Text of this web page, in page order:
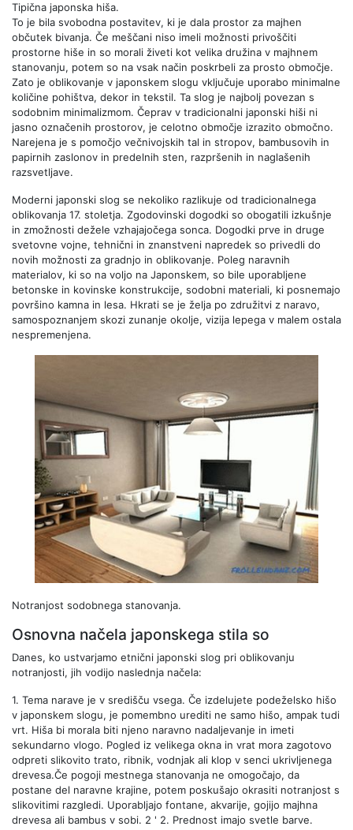
Tipična japonska hiša.
To je bila svobodna postavitev, ki je dala prostor za majhen
občutek bivanja. Če meščani niso imeli možnosti privoščiti
prostorne hiše in so morali živeti kot velika družina v majhnem
stanovanju, potem so na vsak način poskrbeli za prosto območje.
Zato je oblikovanje v japonskem slogu vključuje uporabo minimalne
količine pohištva, dekor in tekstil. Ta slog je najbolj povezan s
sodobnim minimalizmom. Čeprav v tradicionalni japonski hiši ni
jasno označenih prostorov, je celotno območje izrazito območno.
Narejena je s pomočjo večnivojskih tal in stropov, bambusovih in
papirnih zaslonov in predelnih sten, razpršenih in naglašenih
razsvetljave.
Moderni japonski slog se nekoliko razlikuje od tradicionalnega
oblikovanja 17. stoletja. Zgodovinski dogodki so obogatili izkušnje
in zmožnosti dežele vzhajajočega sonca. Dogodki prve in druge
svetovne vojne, tehnični in znanstveni napredek so privedli do
novih možnosti za gradnjo in oblikovanje. Poleg naravnih
materialov, ki so na voljo na Japonskem, so bile uporabljene
betonske in kovinske konstrukcije, sodobni materiali, ki posnemajo
površino kamna in lesa. Hkrati se je želja po združitvi z naravo,
samospoznanjem skozi zunanje okolje, vizija lepega v malem ostala
nespremenjena.
Notranjost sodobnega stanovanja.
Osnovna načela japonskega stila so
Danes, ko ustvarjamo etnični japonski slog pri oblikovanju
notranjosti, jih vodijo naslednja načela:
1. Tema narave je v središču vsega. Če izdelujete podeželsko hišo
v japonskem slogu, je pomembno urediti ne samo hišo, ampak tudi
vrt. Hiša bi morala biti njeno naravno nadaljevanje in imeti
sekundarno vlogo. Pogled iz velikega okna in vrat mora zagotovo
odpreti slikovito trato, ribnik, vodnjak ali klop v senci ukrivljenega
drevesa.Če pogoji mestnega stanovanja ne omogočajo, da
postane del naravne krajine, potem poskušajo okrasiti notranjost s
slikovitimi razgledi. Uporabljajo fontane, akvarije, gojijo majhna
drevesa ali bambus v sobi. 2 ' 2. Prednost imajo svetle barve.